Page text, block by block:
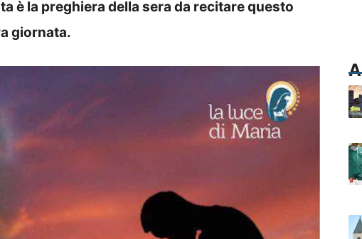
è la preghiera della sera da recitare questo
giornata.